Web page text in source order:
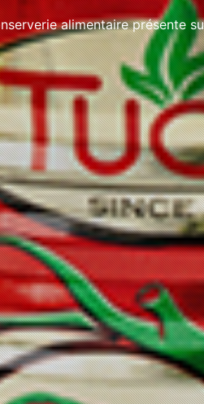
alimentaire présente